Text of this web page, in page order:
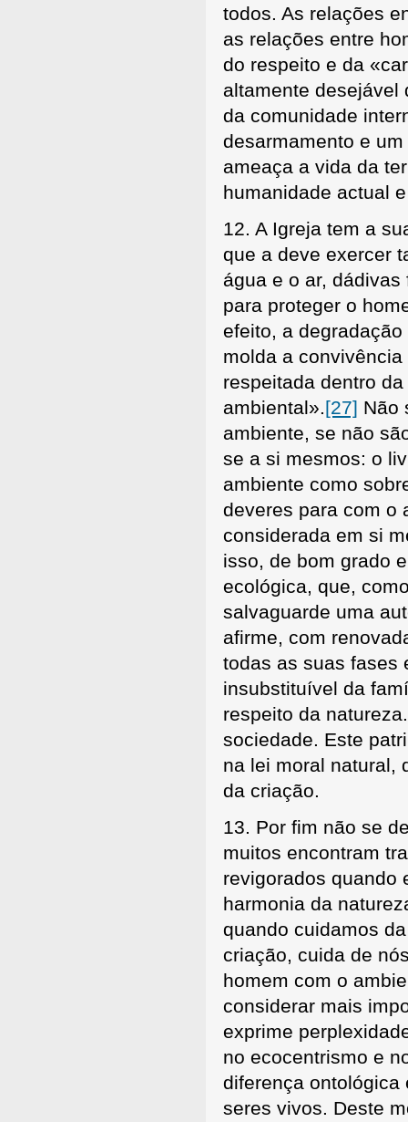
todos. As relações
as relações entre
do respeito e da
altamente desejável
da comunidade
desarmamento e
ameaça a vida da
humanidade actual
12. A Igreja tem a
que a deve exercer
água e o ar,
para proteger o
efeito, a
molda a
respeitada dentro
ambiental».[27] Não
ambiente, se não
se a si mesmos: o
ambiente como
deveres para com o
considerada em si
isso, de bom grado
ecológica, que,
salvaguarde uma
afirme, com
todas as suas fases
insubstituível da
respeito da natureza.
sociedade. Este
na lei moral natural,
da criação.
13. Por fim não se
muitos encontram
revigorados quando
harmonia da
quando cuidamos
criação, cuida de
homem com o
considerar mais
exprime
no ecocentrismo e
diferença ontológica
seres vivos. Deste